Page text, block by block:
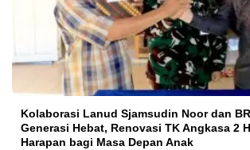
Kolaborasi Lanud Sjamsudin Noor dan
Generasi Hebat, Renovasi TK Angkasa 2
Harapan bagi Masa Depan Anak